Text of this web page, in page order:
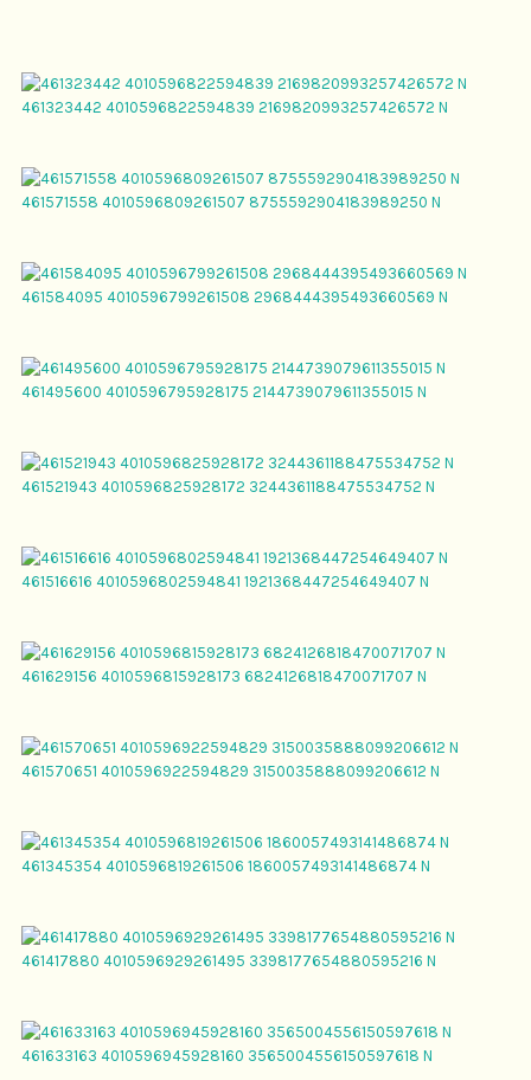
461323442 4010596822594839 2169820993257426572 N
461571558 4010596809261507 8755592904183989250 N
461584095 4010596799261508 2968444395493660569 N
461495600 4010596795928175 2144739079611355015 N
461521943 4010596825928172 3244361188475534752 N
461516616 4010596802594841 1921368447254649407 N
461629156 4010596815928173 6824126818470071707 N
461570651 4010596922594829 3150035888099206612 N
461345354 4010596819261506 1860057493141486874 N
461417880 4010596929261495 3398177654880595216 N
461633163 4010596945928160 3565004556150597618 N